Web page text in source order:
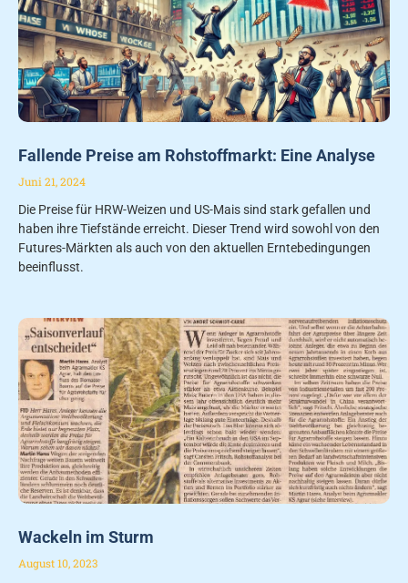
Fallende Preise am Rohstoffmarkt: Eine Analyse
Juni 21, 2024
Die Preise für HRW-Weizen und US-Mais sind stark gefallen und
haben ihre Tiefstände erreicht. Dieser Trend wird sowohl von den
Futures-Märkten als auch von den aktuellen Erntebedingungen
beeinflusst.
Wackeln im Sturm
August 10, 2023